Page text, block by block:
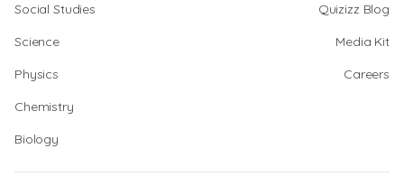
Social Studies
Science
Physics
Chemistry
Biology
Quizizz Blog
Media Kit
Careers